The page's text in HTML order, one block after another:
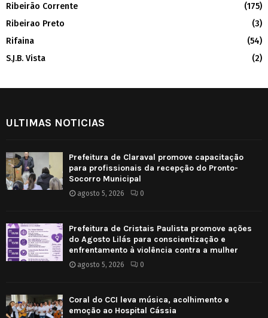
Ribeirão Corrente
(175)
Ribeirao Preto
(3)
Rifaina
(54)
S.J.B. Vista
(2)
ULTIMAS NOTICIAS
Prefeitura de Claraval promove capacitação
para profissionais da recepção do Pronto-
Socorro Municipal
agosto 5, 2026 0
Prefeitura de Cristais Paulista promove ações
do Agosto Lilás para conscientização e
enfrentamento à violência contra a mulher
agosto 5, 2026 0
Coral do CCI leva música, acolhimento e
emoção ao Hospital Cássia